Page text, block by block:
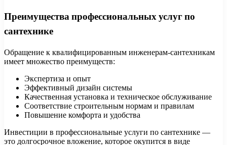
Преимущества профессиональных услуг по
сантехнике
Обращение к квалифицированным инженерам-сантехникам
имеет множество преимуществ:
Экспертиза и опыт
Эффективный дизайн системы
Качественная установка и техническое обслуживание
Соответствие строительным нормам и правилам
Повышение комфорта и удобства
Инвестиции в профессиональные услуги по сантехнике —
это долгосрочное вложение, которое окупится в виде